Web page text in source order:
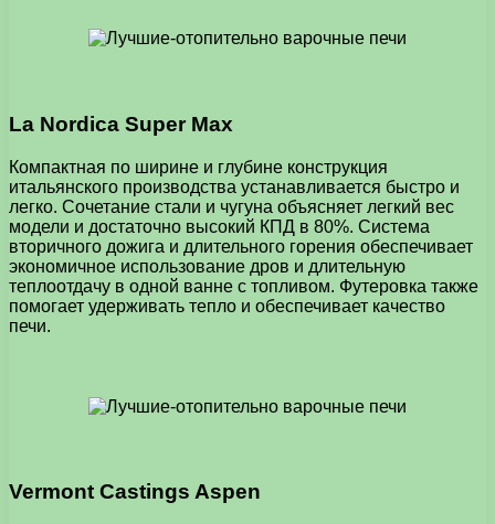
La Nordica Super Max
Компактная по ширине и глубине конструкция
итальянского производства устанавливается быстро и
легко. Сочетание стали и чугуна объясняет легкий вес
модели и достаточно высокий КПД в 80%. Система
вторичного дожига и длительного горения обеспечивает
экономичное использование дров и длительную
теплоотдачу в одной ванне с топливом. Футеровка также
помогает удерживать тепло и обеспечивает качество
печи.
Vermont Castings Aspen